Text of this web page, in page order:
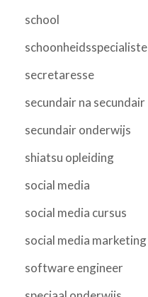
school
schoonheidsspecialiste
secretaresse
secundair na secundair
secundair onderwijs
shiatsu opleiding
social media
social media cursus
social media marketing
software engineer